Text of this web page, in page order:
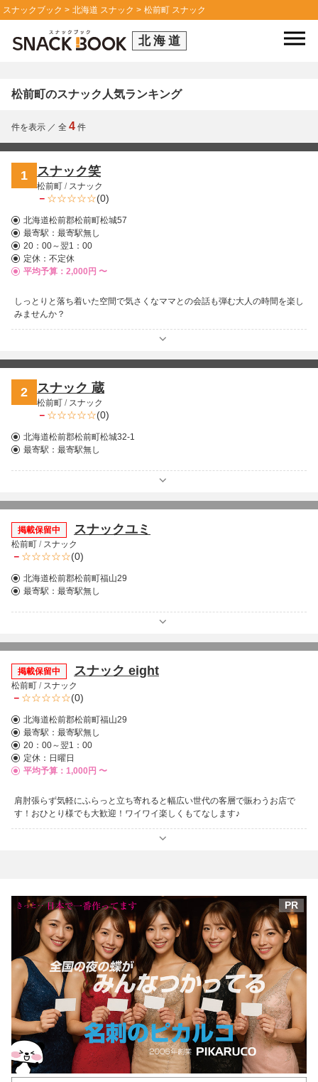
スナックブック 北海道 スナック 松前町 スナック
北海道
松前町のスナック人気ランキング
件を表示 ／ 全 4 件
1 スナック笑
松前町 / スナック
－ (0)
北海道松前郡松前町松城57
最寄駅： 最寄駅無し
20：00～翌1：00
定休：不定休
平均予算：2,000円 〜
しっとりと落ち着いた空間で気さくなママとの会話も弾む大人の時間を楽し
みませんか？
2 スナック 蔵
松前町 / スナック
－ (0)
北海道松前郡松前町松城32-1
最寄駅： 最寄駅無し
掲載保留中 スナックユミ
松前町 / スナック
－ (0)
北海道松前郡松前町福山29
最寄駅： 最寄駅無し
掲載保留中 スナック eight
松前町 / スナック
－ (0)
北海道松前郡松前町福山29
最寄駅： 最寄駅無し
20：00～翌1：00
定休：日曜日
平均予算：1,000円 〜
肩肘張らず気軽にふらっと立ち寄れると幅広い世代の客層で賑わうお店で
す！おひとり様でも大歓迎！ワイワイ楽しくもてなします♪
PR